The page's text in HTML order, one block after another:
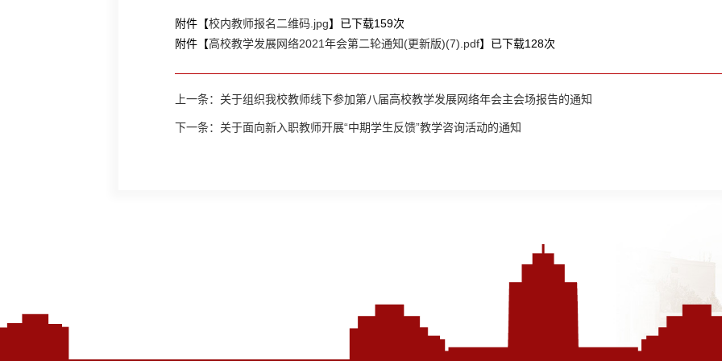
附件【校内教师报名二维码.jpg】已下载159次
附件【高校教学发展网络2021年会第二轮通知(更新版)(7).pdf】已下载128次
上一条： 关于组织我校教师线下参加第八届高校教学发展网络年会主会场报告的通知
下一条： 关于面向新入职教师开展“中期学生反馈”教学咨询活动的通知